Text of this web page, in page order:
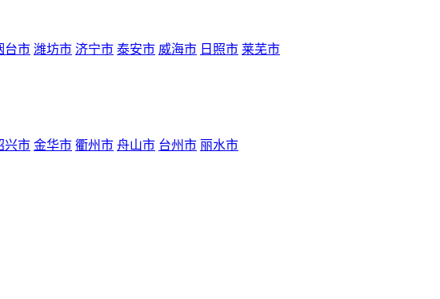
台市 潍坊市 济宁市 泰安市 威海市 日照市 莱芜市
兴市 金华市 衢州市 舟山市 台州市 丽水市